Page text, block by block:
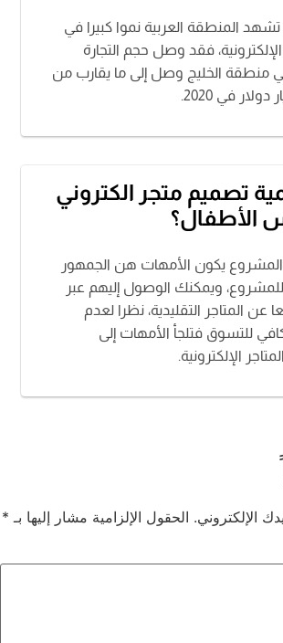
تشهد المنطقة العربية نموا كبيرا في
فقد وصل حجم التجارة
في منطقة الخليج وصل إلى ما يقارب من
تصميم متجر الكتروني
الأطفال؟
يكون الأمهات هن الجمهور
ويمكنك الوصول إليهم عبر
عن المتاجر التقليدية، نظرا لعدم
للتسوق فتلجأ الأمهات إلى
الإلكترونية.
الإلكتروني. الحقول الإلزامية مشار إليها بـ *